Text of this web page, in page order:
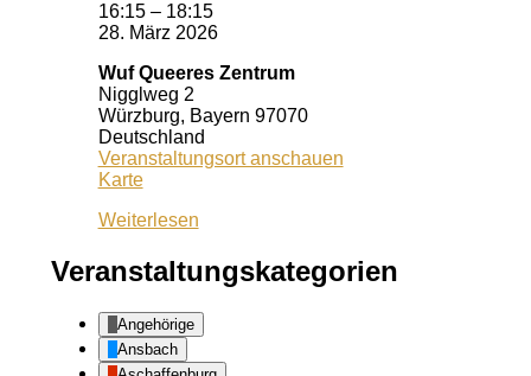
16:15 – 18:15
28. März 2026
Wuf Queeres Zentrum
Nigglweg 2
Würzburg, Bayern 97070
Deutschland
Veranstaltungsort anschauen
KarteWuf
Zentrum
Weiterlesen
Veranstaltungskategorien
Angehörige
Ansbach